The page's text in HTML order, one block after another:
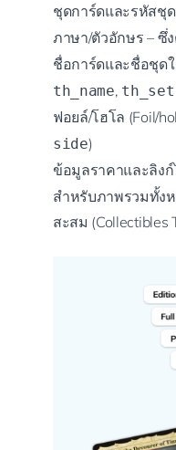
ชุดการ์ดและรหัสชุด
ภาษา/ตัวอักษร – ซึ่
ชื่อการ์ดและชื่อชุด
th_name, th_set
ฟอยล์/โฮโล (Foil/
side)
ข้อมูลราคาและลิง
สำหรับภาพรวมทั้ง
สะสม (Collectibles